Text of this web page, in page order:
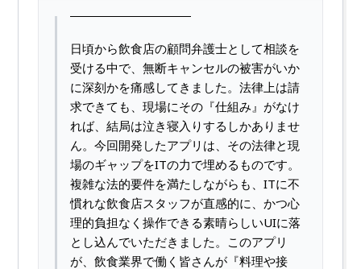
日頃から飲食店の顧問弁護士として相談を
受ける中で、無断キャンセルの被害がいか
に深刻かを痛感してきました。法律上は請
求できても、現場にその『仕組み』がなけ
れば、結局は泣き寝入りするしかありませ
ん。今回開発したアプリは、その法律と現
場のギャップをITの力で埋めるものです。
複雑な法的要件を満たしながらも、ITに不
慣れな飲食店スタッフが直感的に、かつ心
理的負担なく操作できる素晴らしいUIに落
とし込んでいただきました。このアプリ